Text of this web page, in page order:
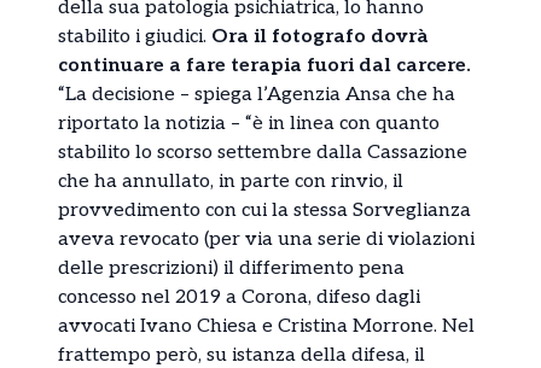
della sua patologia psichiatrica, lo hanno
stabilito i giudici. Ora il fotografo dovrà
continuare a fare terapia fuori dal carcere.
“La decisione – spiega l’Agenzia Ansa che ha
riportato la notizia – “è in linea con quanto
stabilito lo scorso settembre dalla Cassazione
che ha annullato, in parte con rinvio, il
provvedimento con cui la stessa Sorveglianza
aveva revocato (per via una serie di violazioni
delle prescrizioni) il differimento pena
concesso nel 2019 a Corona, difeso dagli
avvocati Ivano Chiesa e Cristina Morrone. Nel
frattempo però, su istanza della difesa, il